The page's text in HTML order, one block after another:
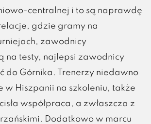
centralnej i to są naprawdę
gdzie gramy na
zawodnicy
na testy, najlepsi zawodnicy
do Górnika. Trenerzy niedawno
w Hiszpanii na szkoleniu, także
współpraca, a zwłaszcza z
Dodatkowo w marcu